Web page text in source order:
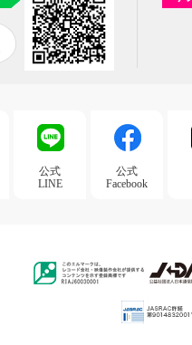
公式
LINE
公式
Facebook